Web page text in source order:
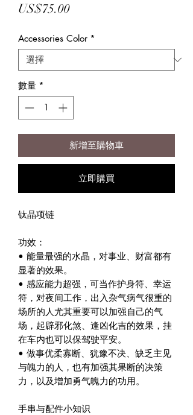
US$75.00價
Accessories Color *
數量 *
新增至購物車
立即購買
钛晶项链
功效：
• 能量最强的水晶，对事业、财富都有
显著的效果。
• 感应能力超强，可当作护身符、幸运
符，对夜间工作，出入杂气病气很重的
场所的人尤其重要可以加强自己的气
场，起辟邪化煞、逢凶化吉的效果，挂
在车内也可以保驾驶平安。
• 做事优柔寡断、犹豫不决、缺乏主见
与魄力的人，也有加强其果断的决策
力，以及增加勇气魄力的功用。
手串与配件小知识